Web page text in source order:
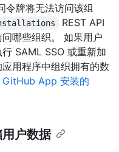
令牌将无法访问该组
REST API
哪些组织。 如果用户
SAML SSO 或重新加
用程序中组织拥有的数
GitHub App 安装的
户数据